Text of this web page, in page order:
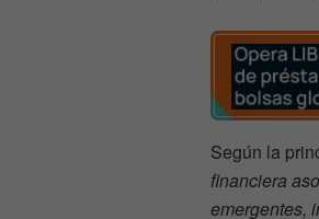
Según la
financiera
emergentes,